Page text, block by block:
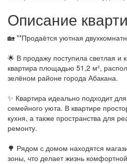
Описание
🏡 **Продаётся уютная
🌟 В продажу поступила светлая и
квартира площадью 51,2 м²,
зелёном районе города Абакана.
✨ Квартира идеально подходит
семейного уюта. В квартире
кухня, а также пространства для
ремонту.
🌳 Рядом с домом находятся
зоны, что делает жизнь